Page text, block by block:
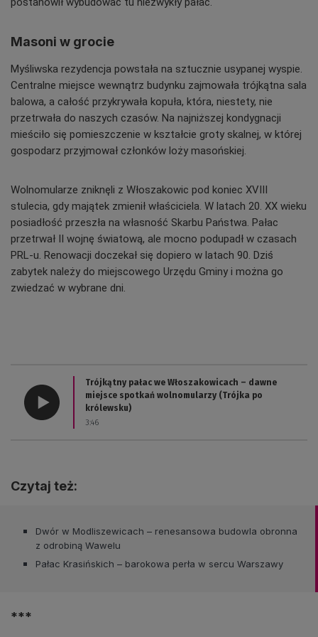
Masoni w grocie
Myśliwska rezydencja powstała na sztucznie usypanej wyspie.
Centralne miejsce wewnątrz budynku zajmowała trójkątna sala
balowa, a całość przykrywała kopuła, która, niestety, nie
przetrwała do naszych czasów. Na najniższej kondygnacji
mieściło się pomieszczenie w kształcie groty skalnej, w której
gospodarz przyjmował członków loży masońskiej.
Wolnomularze zniknęli z Włoszakowic pod koniec XVIII
stulecia, gdy majątek zmienił właściciela. W latach 20. XX wieku
posiadłość przeszła na własność Skarbu Państwa. Pałac
przetrwał II wojnę światową, ale mocno podupadł w czasach
PRL-u. Renowacji doczekał się dopiero w latach 90. Dziś
zabytek należy do miejscowego Urzędu Gminy i można go
zwiedzać w wybrane dni.
Trójkątny pałac we Włoszakowicach – dawne
miejsce spotkań wolnomularzy (Trójka po
królewsku)
3:46
Czytaj też:
Dwór w Modliszewicach – renesansowa budowla obronna
z odrobiną Wawelu
Pałac Krasińskich – barokowa perła w sercu Warszawy
***